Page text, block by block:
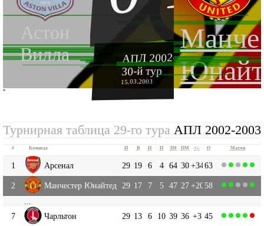
Астон
Вилла
АПЛ 2002-2003
30-й тур
15.03.2003
''
Турнирная таблица 29-го тура АПЛ 2002-2003
# Команда И В Н П ЗМ ПМ +|- О Матчи
1 Арсенал 29 19 6 4 64 30+3463
2 Манчестер Юнайтед 29 17 7 5 47 27+20 58
7
Чарльтон 29 13 6 10 39 36 +3 45